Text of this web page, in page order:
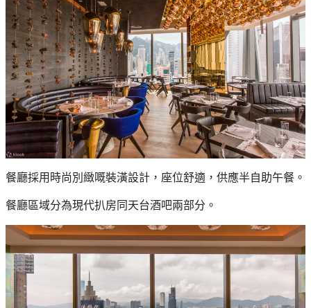
餐廳採用時尚別緻嘅裝潢設計，座位舒適，供應半自助午餐。
餐廳區域分為現代扒房同天台酒吧兩部分。